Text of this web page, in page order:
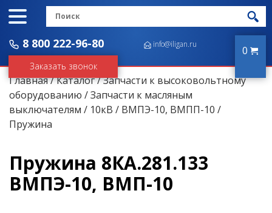
8 800 222-96-80
Заказать звонок
info@iligan.ru 0
Главная/Каталог/Запчасти к высоковольтному
оборудованию /Запчасти к масляным
выключателям / 10кВ / ВМПЭ-10, ВМПП-10 /
Пружина
Пружина 8КА.281.133
ВМПЭ-10, ВМП-10